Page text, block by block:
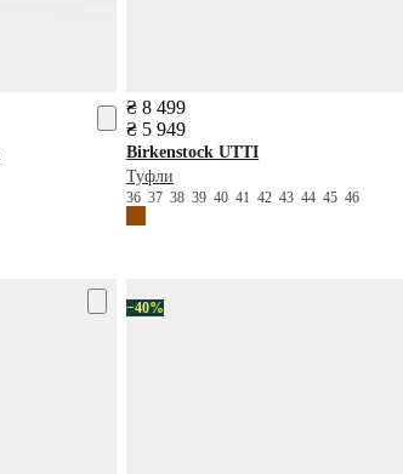
₴ 8 499
₴ 5 949
Birkenstock UTTI
Туфли
3637383940414243444546
−40%